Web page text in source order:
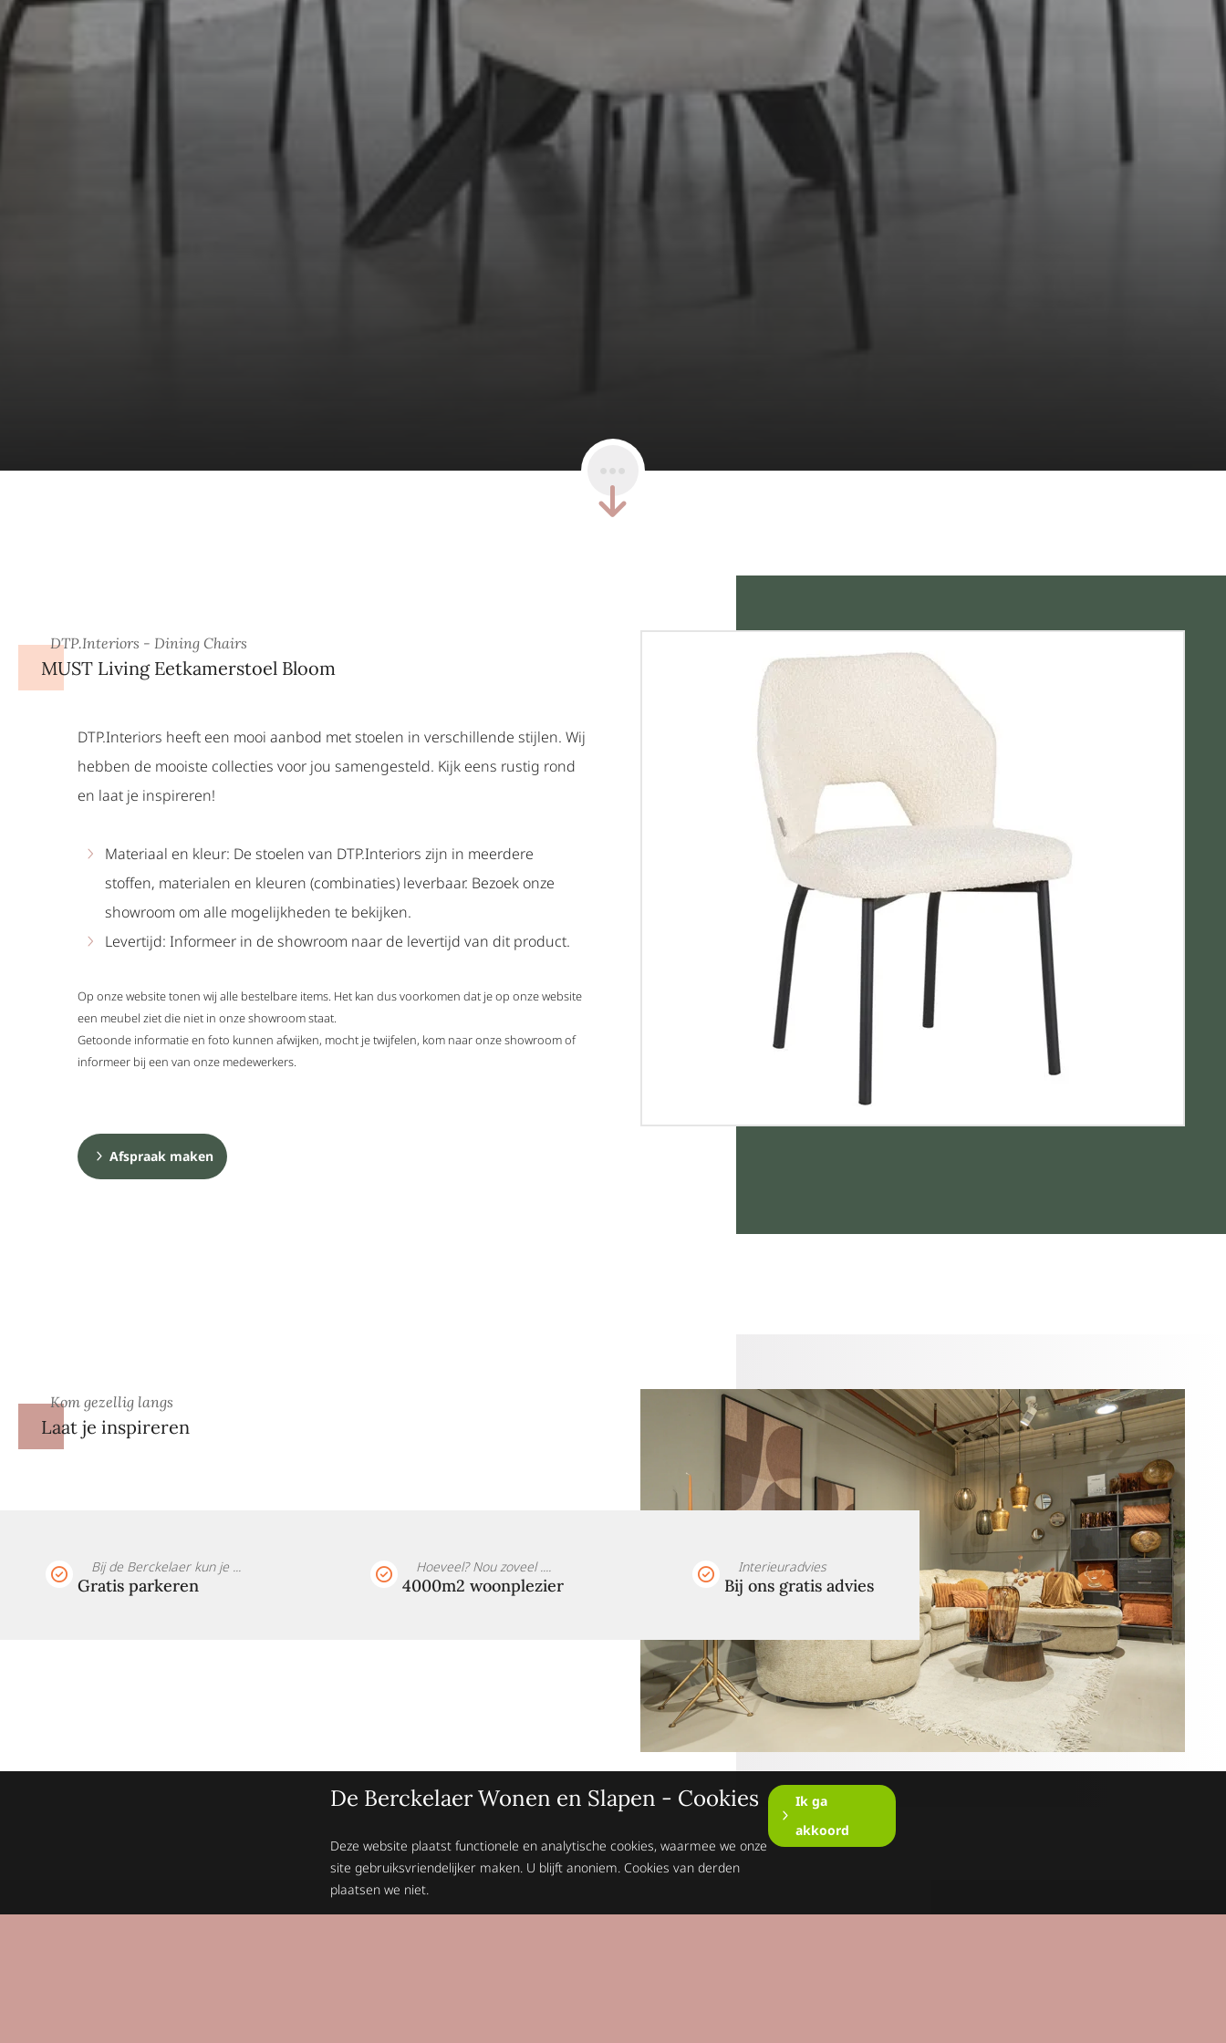
DTP.Interiors - Dining Chairs
MUST Living Eetkamerstoel Bloom
DTP.Interiors heeft een mooi aanbod met stoelen in verschillende stijlen. Wij
hebben de mooiste collecties voor jou samengesteld. Kijk eens rustig rond
en laat je inspireren!
Materiaal en kleur: De stoelen van DTP.Interiors zijn in meerdere
stoffen, materialen en kleuren (combinaties) leverbaar. Bezoek onze
showroom om alle mogelijkheden te bekijken.
Levertijd: Informeer in de showroom naar de levertijd van dit product.
Op onze website tonen wij alle bestelbare items. Het kan dus voorkomen dat je op onze website
een meubel ziet die niet in onze showroom staat.
Getoonde informatie en foto kunnen afwijken, mocht je twijfelen, kom naar onze showroom of
informeer bij een van onze medewerkers.
Afspraak maken
Kom gezellig langs
Laat je inspireren
Bij de Berckelaer kun je ...
Gratis parkeren
Hoeveel? Nou zoveel ....
4000m2 woonplezier
Interieuradvies
Bij ons gratis advies
De Berckelaer Wonen en Slapen - Cookies
Deze website plaatst functionele en analytische cookies, waarmee we onze
site gebruiksvriendelijker maken. U blijft anoniem. Cookies van derden
plaatsen we niet.
Ik ga
akkoord